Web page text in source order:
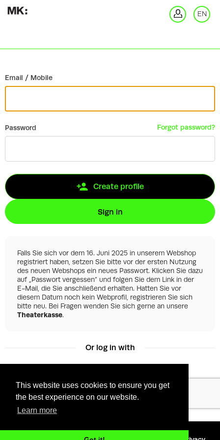
This website uses cookies to ensure you get
the best experience on our website.
Learn more
EN
Email / Mobile
Password Forgot password?
Create profile
Sign in
Falls Sie sich vor dem 16. Juni 2025 in unserem Webshop
registriert haben, setzen Sie bitte vor der ersten Nutzung
des neuen Webshops ein neues Passwort. Klicken Sie dazu
auf „Passwort vergessen“ und folgen Sie dem Link in der
E-Mail, die Sie anschließend erhalten. Hatten Sie vor
diesem Datum noch kein Webprofil, registrieren Sie sich
bitte neu. Bei Fragen wenden Sie sich gerne an unsere
Theaterkasse.
Or log in with
Facebook